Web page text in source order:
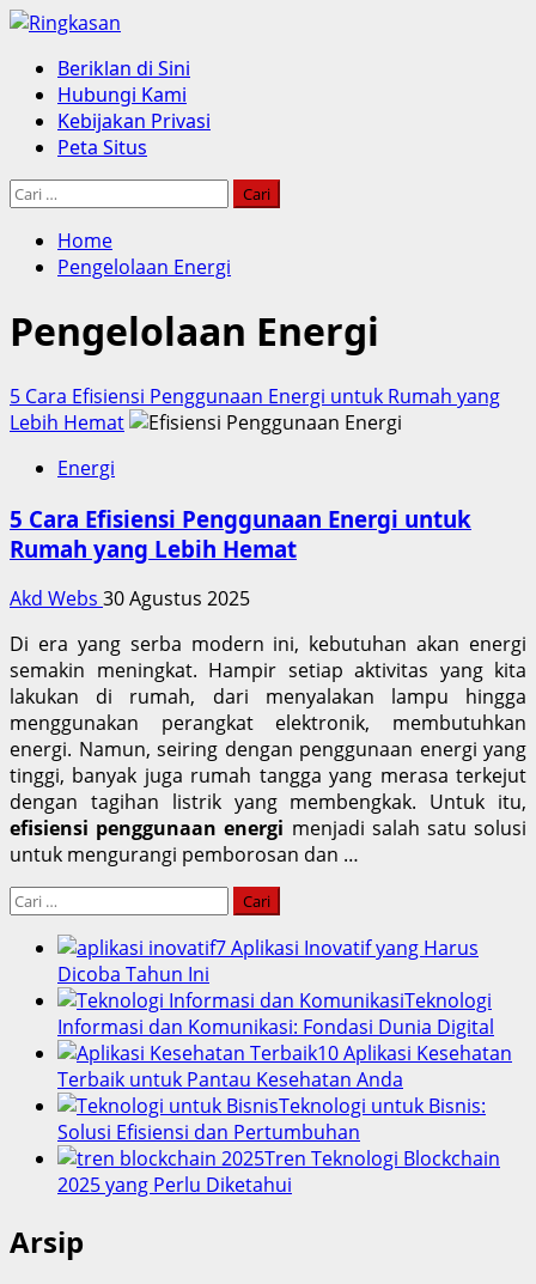
Skip
content
Primary
Menu
Beriklan di Sini
Hubungi Kami
Kebijakan Privasi
Peta Situs
Cari
Home
Pengelolaan Energi
Pengelolaan Energi
5 Cara Efisiensi Penggunaan Energi untuk Rumah yang
Lebih Hemat
Energi
5 Cara Efisiensi Penggunaan Energi untuk
Rumah yang Lebih Hemat
Akd Webs 30 Agustus 2025
Di era yang serba modern ini, kebutuhan akan energi
semakin meningkat. Hampir setiap aktivitas yang kita
lakukan di rumah, dari menyalakan lampu hingga
menggunakan perangkat elektronik, membutuhkan
energi. Namun, seiring dengan penggunaan energi yang
tinggi, banyak juga rumah tangga yang merasa terkejut
dengan tagihan listrik yang membengkak. Untuk itu,
efisiensi penggunaan energi menjadi salah satu solusi
untuk mengurangi pemborosan dan …
Cari
7 Aplikasi Inovatif yang Harus
Dicoba Tahun Ini
Teknologi
Informasi dan Komunikasi: Fondasi Dunia Digital
10 Aplikasi Kesehatan
Terbaik untuk Pantau Kesehatan Anda
Teknologi untuk Bisnis:
Solusi Efisiensi dan Pertumbuhan
Tren Teknologi Blockchain
2025 yang Perlu Diketahui
Arsip